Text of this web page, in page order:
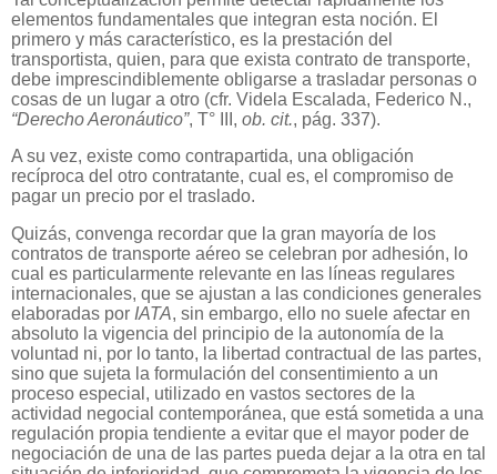
elementos fundamentales que integran esta noción. El
primero y más característico, es la prestación del
transportista, quien, para que exista contrato de transporte,
debe imprescindiblemente obligarse a trasladar personas o
cosas de un lugar a otro (cfr. Videla Escalada, Federico N.,
“Derecho Aeronáutico”, T° III, ob. cit., pág. 337).
A su vez, existe como contrapartida, una obligación
recíproca del otro contratante, cual es, el compromiso de
pagar un precio por el traslado.
Quizás, convenga recordar que la gran mayoría de los
contratos de transporte aéreo se celebran por adhesión, lo
cual es particularmente relevante en las líneas regulares
internacionales, que se ajustan a las condiciones generales
elaboradas por IATA, sin embargo, ello no suele afectar en
absoluto la vigencia del principio de la autonomía de la
voluntad ni, por lo tanto, la libertad contractual de las partes,
sino que sujeta la formulación del consentimiento a un
proceso especial, utilizado en vastos sectores de la
actividad negocial contemporánea, que está sometida a una
regulación propia tendiente a evitar que el mayor poder de
negociación de una de las partes pueda dejar a la otra en tal